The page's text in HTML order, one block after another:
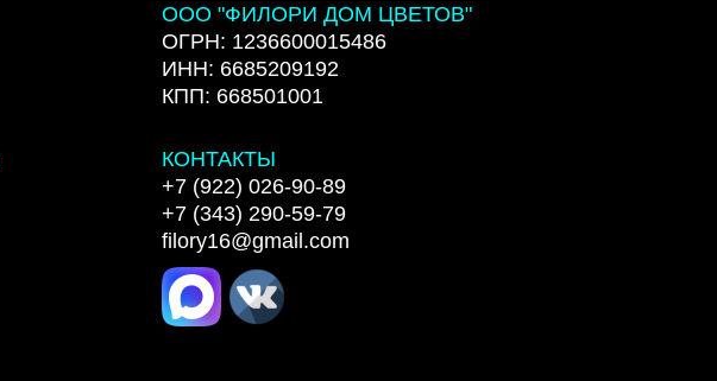
ООО "ФИЛОРИ ДОМ ЦВЕТОВ"
ОГРН: 1236600015486
ИНН: 6685209192
КПП: 668501001
КОНТАКТЫ
+7 (922) 026-90-89
+7 (343) 290-59-79
filory16@gmail.com